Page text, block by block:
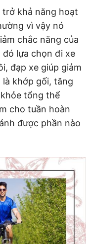
khả năng hoạt
vì vậy nó
chắc năng của
đó lựa chọn đi xe
đạp xe giúp giảm
khớp gối, tăng
tổng thể
cho tuần hoàn
được phần nào